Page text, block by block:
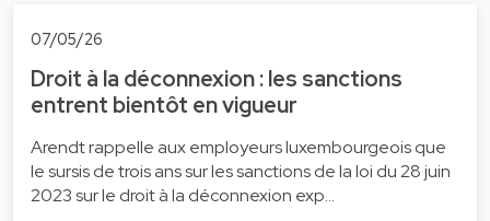
07/05/26
Droit à la déconnexion : les sanctions
entrent bientôt en vigueur
Arendt rappelle aux employeurs luxembourgeois que
le sursis de trois ans sur les sanctions de la loi du 28 juin
2023 sur le droit à la déconnexion exp…